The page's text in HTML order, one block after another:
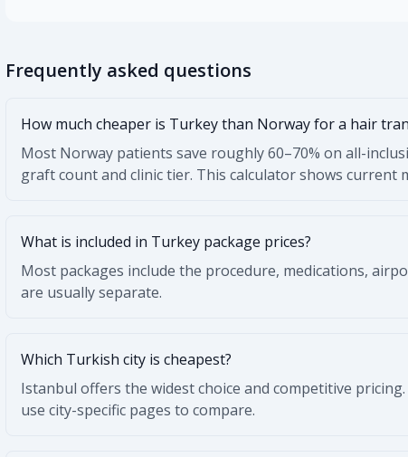
Frequently asked questions
How much cheaper is Turkey than Norway for a hair
Most Norway patients save roughly 60–70% on all-
graft count and clinic tier. This calculator shows current
What is included in Turkey package prices?
Most packages include the procedure, medications,
are usually separate.
Which Turkish city is cheapest?
Istanbul offers the widest choice and competitive
use city-specific pages to compare.